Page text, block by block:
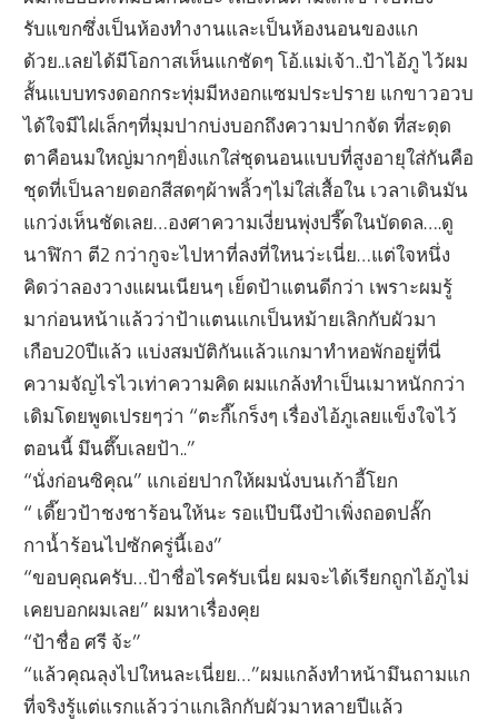
รับแขกซึ่งเป็นห้องทำงานและเป็นห้องนอนของแก
ด้วย..เลยได้มีโอกาสเห็นแกชัดๆ โอ้.แม่เจ้า..ป้าไอ้ภู ไว้ผม
สั้นแบบทรงดอกกระทุ่มมีหงอกแซมประปราย แกขาวอวบ
ได้ใจมีไฝเล็กๆที่มุมปากบ่งบอกถึงความปากจัด ที่สะดุด
ตาคือนมใหญ่มากๆยิ่งแกใส่ชุดนอนแบบที่สูงอายุใส่กันคือ
ชุดที่เป็นลายดอกสีสดๆผ้าพลิ้วๆไม่ใส่เสื้อใน เวลาเดินมัน
แกว่งเห็นชัดเลย…องศาความเงี่ยนพุ่งปรี๊ดในบัดดล….ดู
นาฬิกา ตี2 กว่ากูจะไปหาที่ลงที่ใหนว่ะเนี่ย…แต่ใจหนึ่ง
คิดว่าลองวางแผนเนียนๆ เย็ดป้าแตนดีกว่า เพราะผมรู้
มาก่อนหน้าแล้วว่าป้าแตนแกเป็นหม้ายเลิกกับผัวมา
เกือบ20ปีแล้ว แบ่งสมบัติกันแล้วแกมาทำหอพักอยู่ที่นี่
ความจัญไรไวเท่าความคิด ผมแกล้งทำเป็นเมาหนักกว่า
เดิมโดยพูดเปรยๆว่า “ตะกี๊เกร็งๆ เรื่องไอ้ภูเลยแข็งใจไว้
ตอนนี้ มึนตึ๊บเลยป้า..”
“นั่งก่อนซิคุณ” แกเอ่ยปากให้ผมนั่งบนเก้าอี้โยก
“ เดี๊ยวป้าชงชาร้อนให้นะ รอแป๊บนึงป้าเพิ่งถอดปลั๊ก
กาน้ำร้อนไปซักครู่นี้เอง”
“ขอบคุณครับ…ป้าชื่อไรครับเนี่ย ผมจะได้เรียกถูกไอ้ภูไม่
เคยบอกผมเลย” ผมหาเรื่องคุย
“ป้าชื่อ ศรี จ้ะ”
“แล้วคุณลุงไปใหนละเนี่ยย…”ผมแกล้งทำหน้ามึนถามแก
ที่จริงรู้แต่แรกแล้วว่าแกเลิกกับผัวมาหลายปีแล้ว